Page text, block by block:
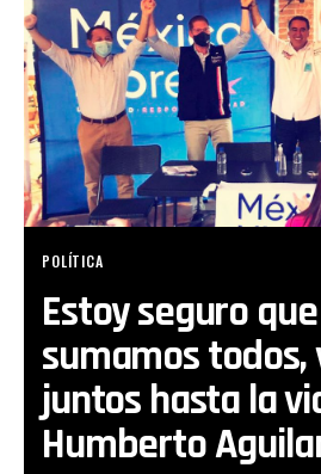
POLÍTICA
Estoy seguro
sumamos todos,
juntos hasta la
Humberto